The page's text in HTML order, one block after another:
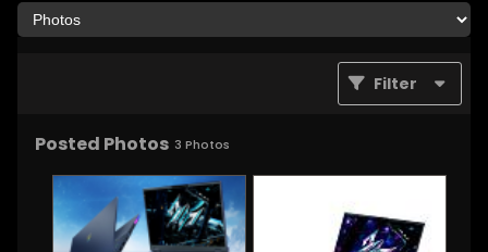
Filter
Posted Photos 3 Photos